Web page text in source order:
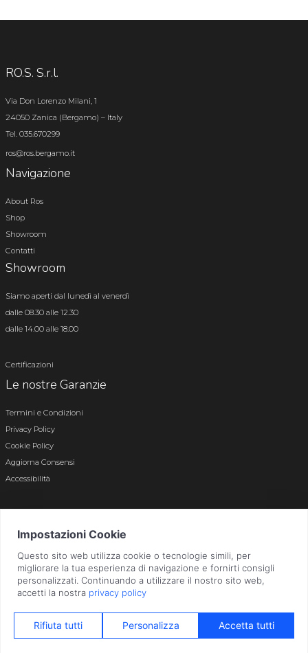
RO.S. S.r.l.
Via Don Lorenzo Milani, 1
24050 Zanica (Bergamo) – Italy
Tel. 035.670299
ros@ros.bergamo.it
Navigazione
About Ros
Shop
Showroom
Contatti
Showroom
Siamo aperti dal lunedì al venerdì
dalle 08.30 alle 12.30
dalle 14.00 alle 18.00
Certificazioni
Le nostre Garanzie
Termini e Condizioni
Privacy Policy
Cookie Policy
Aggiorna Consensi
Accessibilità
Bergamo n. 01496180165 · Capitale Sociale i.v. € 800.000,00